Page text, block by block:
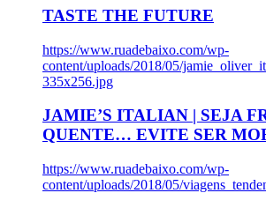
TASTE THE FUTURE
https://www.ruadebaixo.com/wp-
content/uploads/2018/05/
335x256.jpg
JAMIE’S ITALIAN | SEJA
QUENTE… EVITE SER
https://www.ruadebaixo.com/wp-
content/uploads/2018/05/